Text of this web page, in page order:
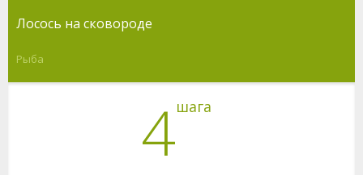
Лосось на сковороде
Рыба
4шага